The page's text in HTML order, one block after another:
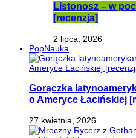
Listonosz – w
[recenzja]
2 lipca, 2026
PopNauka
Gorączka
o Ameryce Łacińskiej
27 kwietnia, 2026